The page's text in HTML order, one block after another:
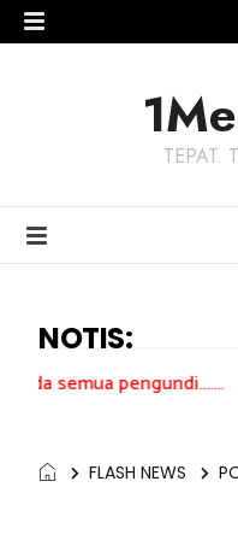
TEPAT.
NOTIS:
FLASH NEWS